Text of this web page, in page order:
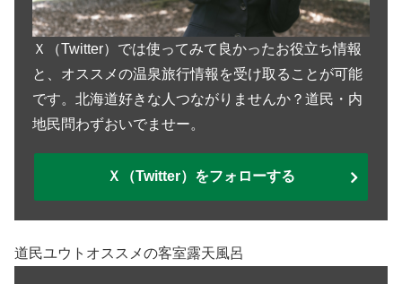
Ｘ（Twitter）では使ってみて良かったお役立ち情報
と、オススメの温泉旅行情報を受け取ることが可能
です。北海道好きな人つながりませんか？道民・内
地民問わずおいでませー。
Ｘ（Twitter）をフォローする
道民ユウトオススメの客室露天風呂